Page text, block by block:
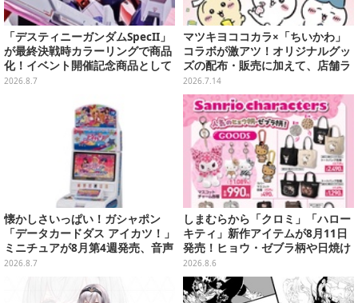
「デスティニーガンダムSpecII」
が最終決戦時カラーリングで商品
化！イベント開催記念商品として
METAL ROBOT魂に新登場
2026.8.7
マツキヨココカラ×「ちいかわ」
コラボが激アツ！オリジナルグッ
ズの配布・販売に加えて、店舗ラ
ッピングや”花火打ち上げ”まで盛
り沢山
2026.7.14
懐かしさいっぱい！ガシャポン
「データカードダス アイカツ！」
ミニチュアが8月第4週発売、音声
が流れる特別仕様も当たる
2026.8.7
しまむらから「クロミ」「ハロー
キティ」新作アイテムが8月11日
発売！ヒョウ・ゼブラ柄や日焼け
デザインの可愛い雑貨・アパレル
など多数
2026.8.6